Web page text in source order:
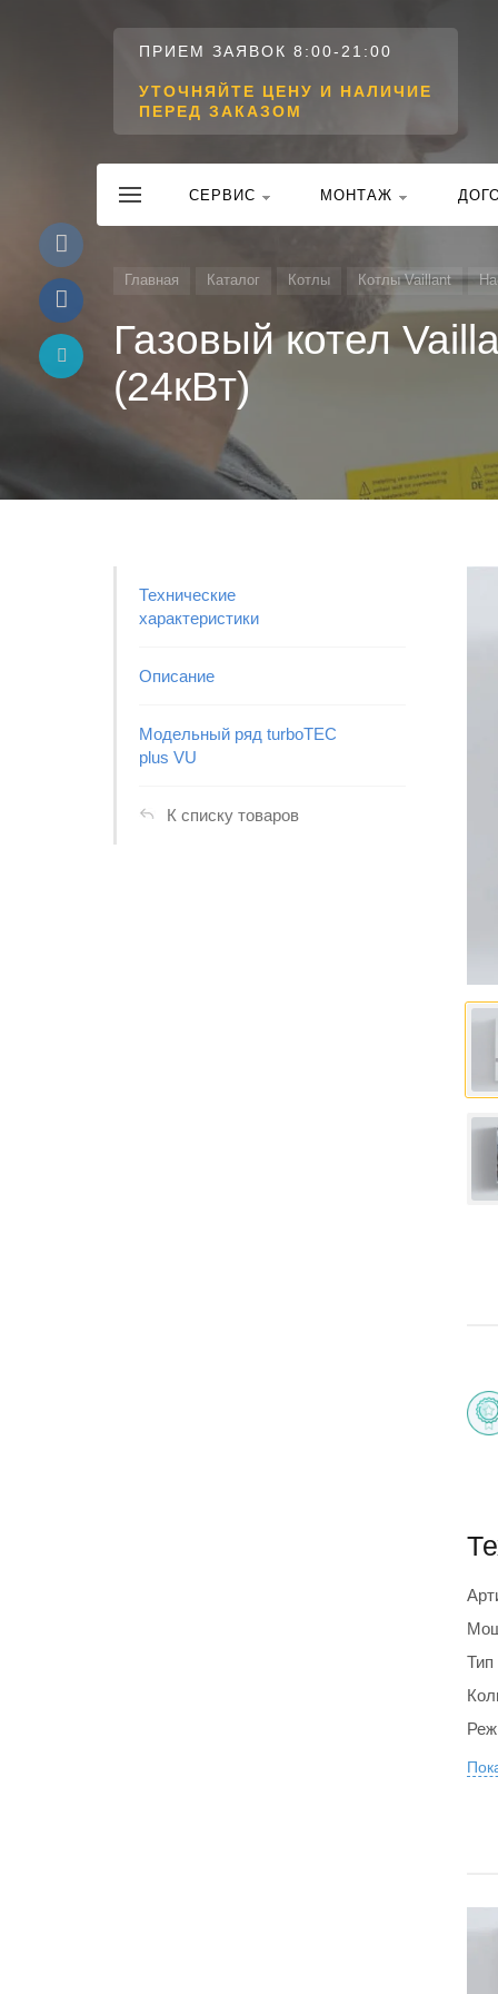
ПРИЕМ ЗАЯВОК 8:00-21:00
УТОЧНЯЙТЕ ЦЕНУ И НАЛИЧИЕ
ПЕРЕД ЗАКАЗОМ
CЕРВИС МОНТАЖ
Главная Каталог Котлы Котлы Vaillant
Газовый котел
(24кВт)
Технические
характеристики
Описание
Модельный ряд turboTEC
plus VU
К списку товаров
Тип